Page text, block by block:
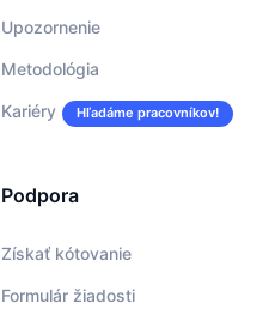
Upozornenie
Metodológia
Kariéry Hľadáme pracovníkov!
Podpora
Získať kótovanie
Formulár žiadosti